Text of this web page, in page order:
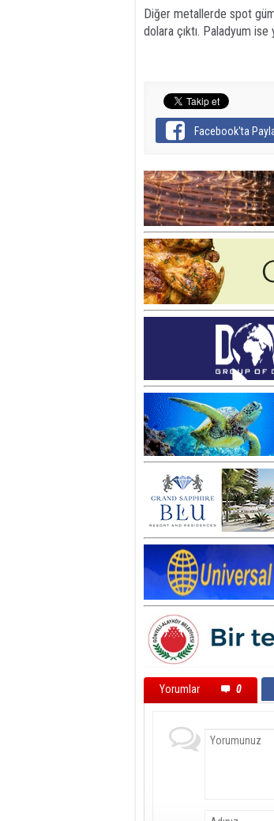
Diğer metallerde spot
dolara çıktı. Paladyum
Facebook'ta
Yorumlar 0